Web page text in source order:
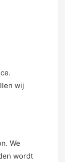
wij
We
wordt